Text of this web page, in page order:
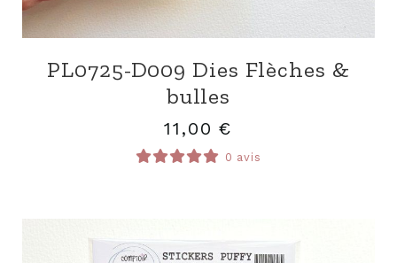
PL0725-D009 Dies Flèches &
bulles
11,00 €
0 avis